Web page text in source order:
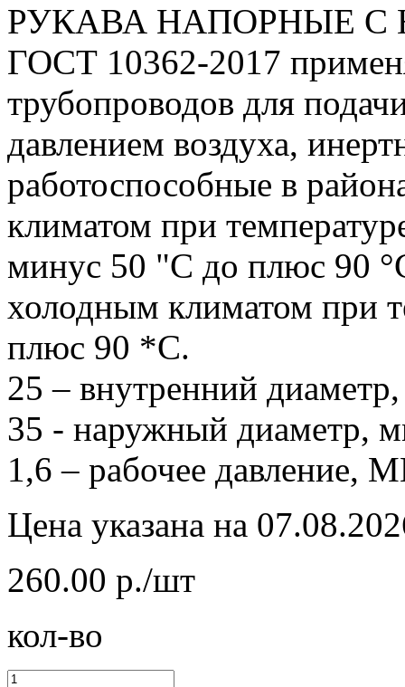
РУКАВА НАПОРНЫЕ
ГОСТ 10362-2017
трубопроводов для
давлением воздуха,
работоспособные в
климатом при
минус 50 "С до плюс 90
холодным климатом при
плюс 90 *С.
25 – внутренний
35 - наружный диаметр,
1,6 – рабочее давление,
Цена указана на
260.00 р./шт
кол-во